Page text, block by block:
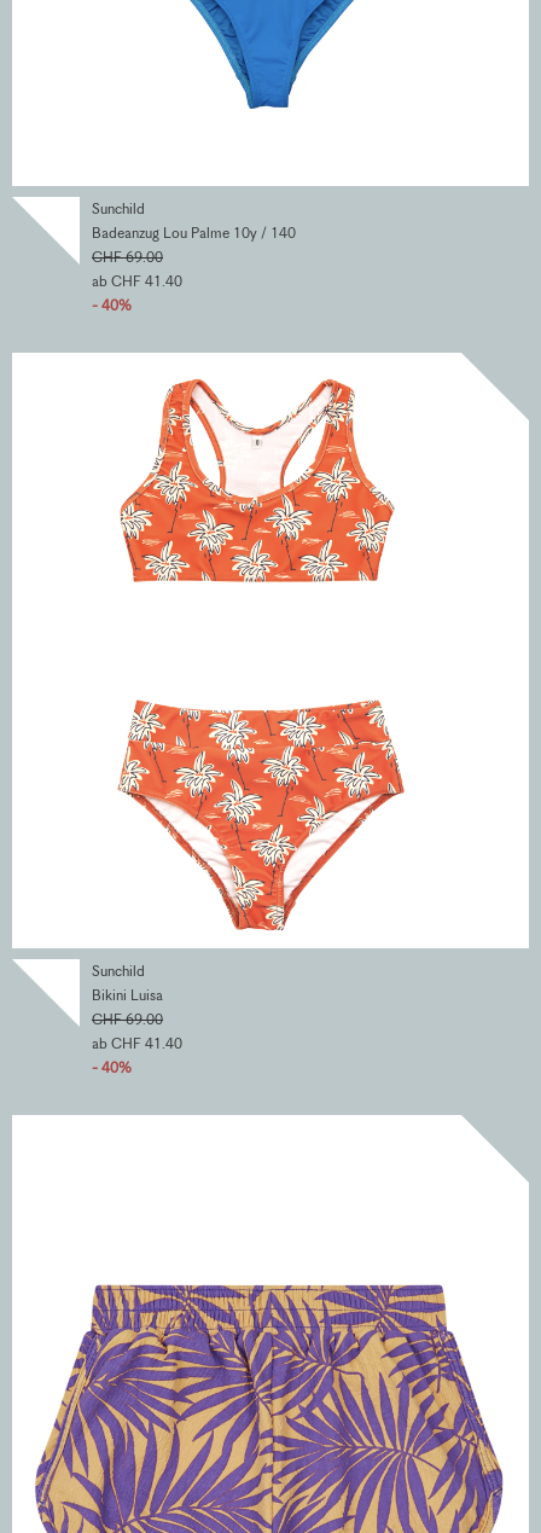
Sunchild
Badeanzug Lou Palme 10y / 140
CHF 69.00
ab CHF 41.40
- 40%
Sunchild
Bikini Luisa
CHF 69.00
ab CHF 41.40
- 40%